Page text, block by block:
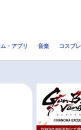
配信・Vtuber
アニメ曜日別一覧
・アプリ 音楽 コスプレ